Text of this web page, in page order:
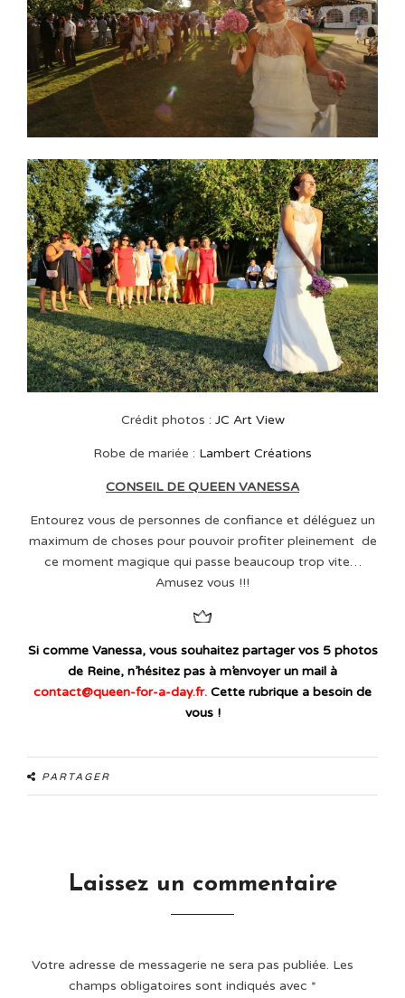
Crédit photos : JC Art View
Robe de mariée : Lambert Créations
CONSEIL DE QUEEN VANESSA
Entourez vous de personnes de confiance et déléguez un
maximum de choses pour pouvoir profiter pleinement de
ce moment magique qui passe beaucoup trop vite…
Amusez vous !!!
Si comme Vanessa, vous souhaitez partager vos 5 photos
de Reine, n’hésitez pas à m’envoyer un mail à
contact@queen-for-a-day.fr. Cette rubrique a besoin de
vous !
PARTAGER
Laissez un commentaire
Votre adresse de messagerie ne sera pas publiée. Les
champs obligatoires sont indiqués avec *